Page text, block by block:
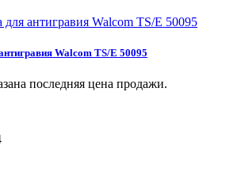
Walcom TS/E 50095
последняя цена продажи.